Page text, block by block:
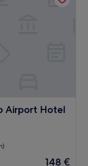
Airport Hotel
Hotel
Der
148 €